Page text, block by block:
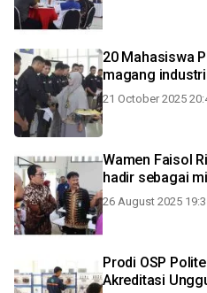
20 Mahasiswa
magang
21 October 2025
Wamen Faisol
hadir sebagai
26 August 2025
Prodi OSP
Akreditasi